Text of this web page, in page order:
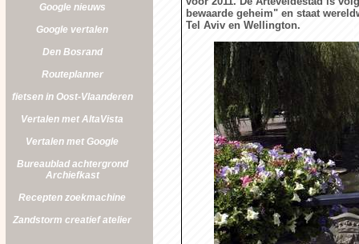
Google nieuws
Google vertalen
Den Bosrand
Routeplanner
fietsen in Oost-Vlaanderen
Vertalen met AltaVista
Vertalen met Google
Bureaublad achtergrond
Archiefkast
Recepten zoekmachine
Zandstorm creatief atelier
bewaarde geheim" en staat
Tel Aviv en Wellington.